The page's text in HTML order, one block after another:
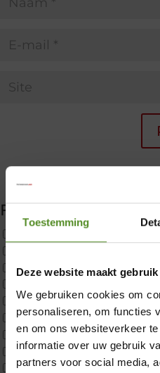
Toestemming
Deze website maakt
We gebruiken cookies om
personaliseren, om functies
en om ons websiteverkeer
informatie over uw gebruik
partners voor social media,
Filter producten
Custom
ErkendMatras 1 Pers
ErkendMatras 2 Pers
ErkendMatras twijfelaar
Matrassen
Matrastopper 10cm